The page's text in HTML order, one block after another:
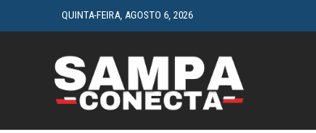
QUINTA-FEIRA, AGOSTO 6, 2026